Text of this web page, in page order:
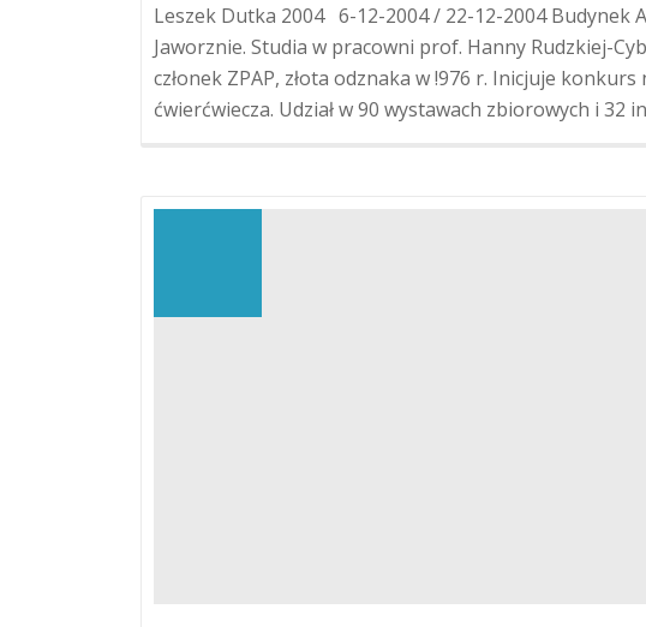
Leszek Dutka 2004 6-12-2004 / 22-12-2004 Budynek
Jaworznie. Studia w pracowni prof. Hanny Rudzkiej-
członek ZPAP, złota odznaka w !976 r. Inicjuje
ćwierćwiecza. Udział w 90 wystawach zbiorowych i 32